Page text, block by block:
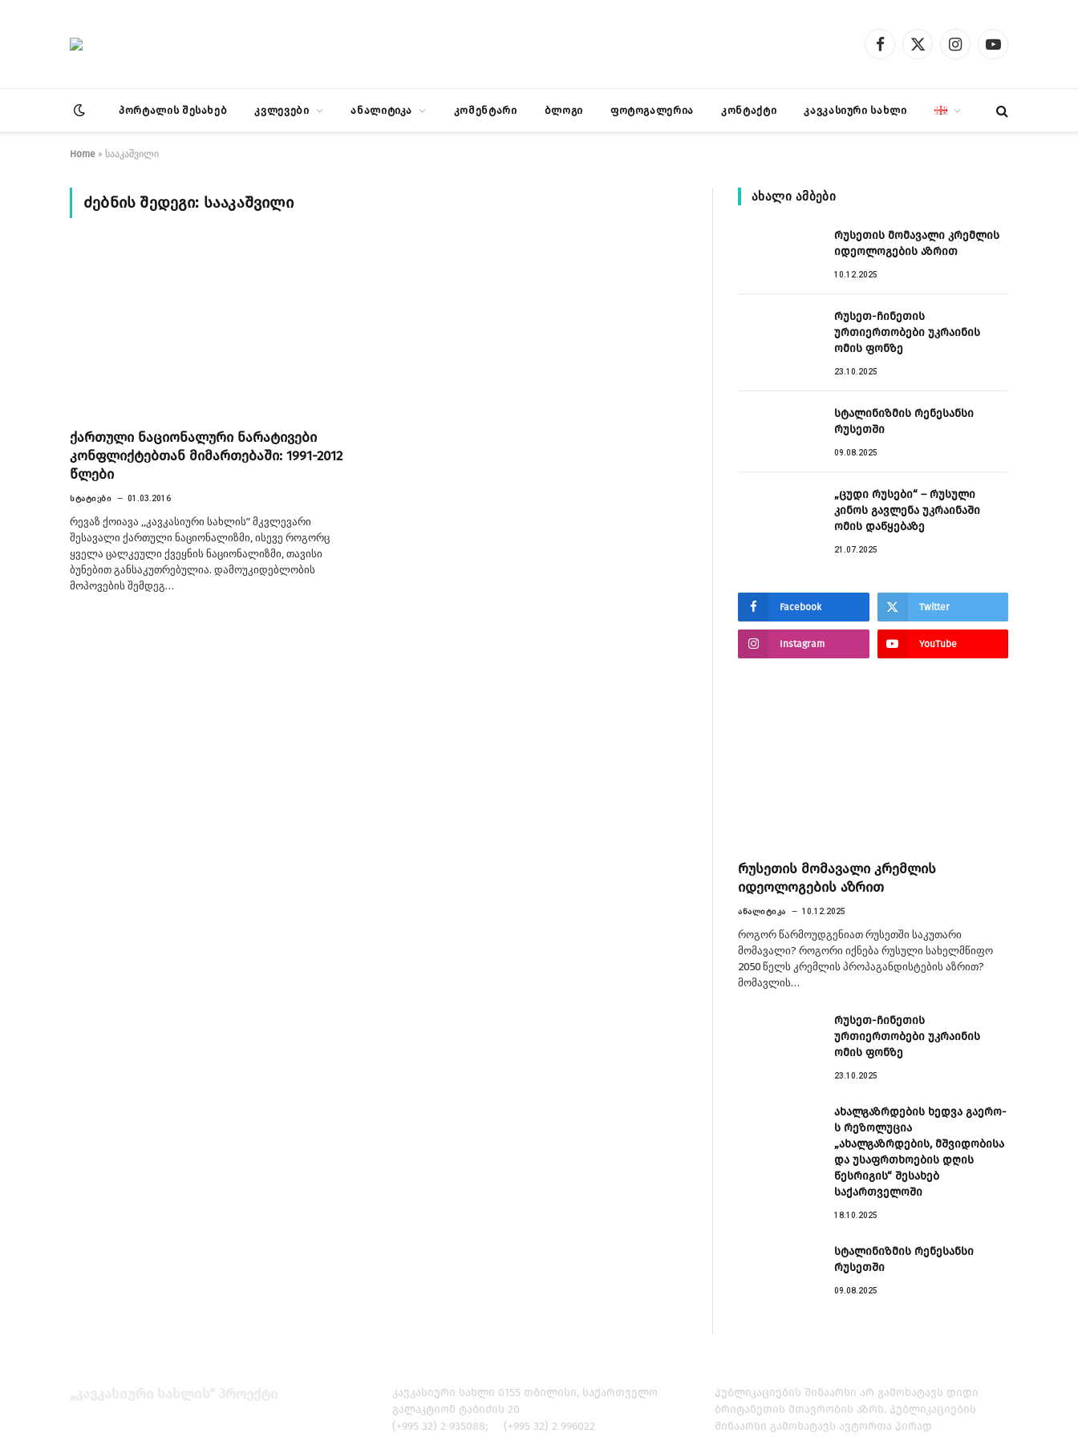
Facebook
X
InstagramYouTube
პორტალის შესახებ კვლევები ანალიტიკა კომენტარი ბლოგი ფოტოგალერია კონტაქტი კავკასიური სახლი
Home » სააკაშვილი
ᲫᲔᲑᲜᲘᲡ ᲨᲔᲓᲔᲒᲘ: ᲡᲐᲐᲙᲐᲨᲕᲘᲚᲘ
ქართული ნაციონალური ნარატივები
კონფლიქტებთან მიმართებაში: 1991-2012
წლები
ᲡᲢᲐᲢᲘᲔᲑᲘ 01.03.2016
რევაზ ქოიავა ,,კავკასიური სახლის” მკვლევარი
შესავალი ქართული ნაციონალიზმი, ისევე როგორც
ყველა ცალკეული ქვეყნის ნაციონალიზმი, თავისი
ბუნებით განსაკუთრებულია. დამოუკიდებლობის
მოპოვების შემდეგ…
ᲐᲮᲐᲚᲘ ᲐᲛᲑᲔᲑᲘ
რუსეთის მომავალი კრემლის
იდეოლოგების აზრით
10.12.2025
რუსეთ-ჩინეთის
ურთიერთობები უკრაინის
ომის ფონზე
23.10.2025
სტალინიზმის რენესანსი
რუსეთში
09.08.2025
„ცუდი რუსები“ – რუსული
კინოს გავლენა უკრაინაში
ომის დაწყებაზე
21.07.2025
Facebook Twitter
Instagram YouTube
რუსეთის მომავალი კრემლის
იდეოლოგების აზრით
ᲐᲜᲐᲚᲘᲢᲘᲙᲐ 10.12.2025
როგორ წარმოუდგენიათ რუსეთში საკუთარი
მომავალი? როგორი იქნება რუსული სახელმწიფო
2050 წელს კრემლის პროპაგანდისტების აზრით?
მომავლის…
რუსეთ-ჩინეთის
ურთიერთობები უკრაინის
ომის ფონზე
23.10.2025
ახალგაზრდების ხედვა გაერო-
ს რეზოლუცია
„ახალგაზრდების, მშვიდობისა
და უსაფრთხოების დღის
წესრიგის“ შესახებ
საქართველოში
18.10.2025
სტალინიზმის რენესანსი
რუსეთში
09.08.2025
კავკასიური სახლი 0155 თბილისი, საქართველო
გალაკტიონ ტაბიძის 20
(+995 32) 2 935088; (+995 32) 2 996022
პუბლიკაციების შინაარსი არ გამოხატავს დიდი
ბრიტანეთის მთავრობის აზრს. პუბლიკაციების
შინაარსი გამოხატავს ავტორთა პირად